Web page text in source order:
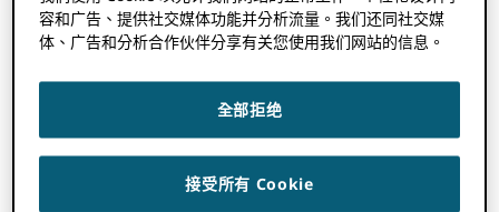
選舉，擔任董事會成員董事。此外，董事會中也
為研究員兼主任保留了兩個席位，他們是執業學
者，不需要隸屬於某個機構。 ORCID 會員組
今年，我們希望填補最多四個成員董事董事會席
位。要申請成為會員董事，您必須隸屬於
容和广告、提供社交媒体功能并分析流量。我们还同社交媒
体、广告和分析合作伙伴分享有关您使用我们网站的信息。
全部拒绝
接受所有 Cookie